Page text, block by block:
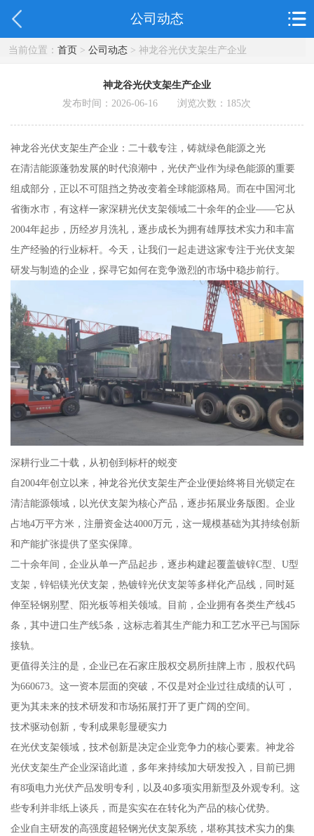
公司动态
当前位置： 首页> 公司动态> 神龙谷光伏支架生产企业
神龙谷光伏支架生产企业
发布时间：2026-06-16 浏览次数： 185次
神龙谷光伏支架生产企业：二十载专注，铸就绿色能源之光
在清洁能源蓬勃发展的时代浪潮中，光伏产业作为绿色能源的重要
组成部分，正以不可阻挡之势改变着全球能源格局。而在中国河北
省衡水市，有这样一家深耕光伏支架领域二十余年的企业——它从
2004年起步，历经岁月洗礼，逐步成长为拥有雄厚技术实力和丰富
生产经验的行业标杆。今天，让我们一起走进这家专注于光伏支架
研发与制造的企业，探寻它如何在竞争激烈的市场中稳步前行。
深耕行业二十载，从初创到标杆的蜕变
自2004年创立以来，神龙谷光伏支架生产企业便始终将目光锁定在
清洁能源领域，以光伏支架为核心产品，逐步拓展业务版图。企业
占地4万平方米，注册资金达4000万元，这一规模基础为其持续创新
和产能扩张提供了坚实保障。
二十余年间，企业从单一产品起步，逐步构建起覆盖镀锌C型、U型
支架，锌铝镁光伏支架，热镀锌光伏支架等多样化产品线，同时延
伸至轻钢别墅、阳光板等相关领域。目前，企业拥有各类生产线45
条，其中进口生产线5条，这标志着其生产能力和工艺水平已与国际
接轨。
更值得关注的是，企业已在石家庄股权交易所挂牌上市，股权代码
为660673。这一资本层面的突破，不仅是对企业过往成绩的认可，
更为其未来的技术研发和市场拓展打开了更广阔的空间。
技术驱动创新，专利成果彰显硬实力
在光伏支架领域，技术创新是决定企业竞争力的核心要素。神龙谷
光伏支架生产企业深谙此道，多年来持续加大研发投入，目前已拥
有8项电力光伏产品发明专利，以及40多项实用新型及外观专利。这
些专利并非纸上谈兵，而是实实在在转化为产品的核心优势。
企业自主研发的高强度超轻钢光伏支架系统，堪称其技术实力的集